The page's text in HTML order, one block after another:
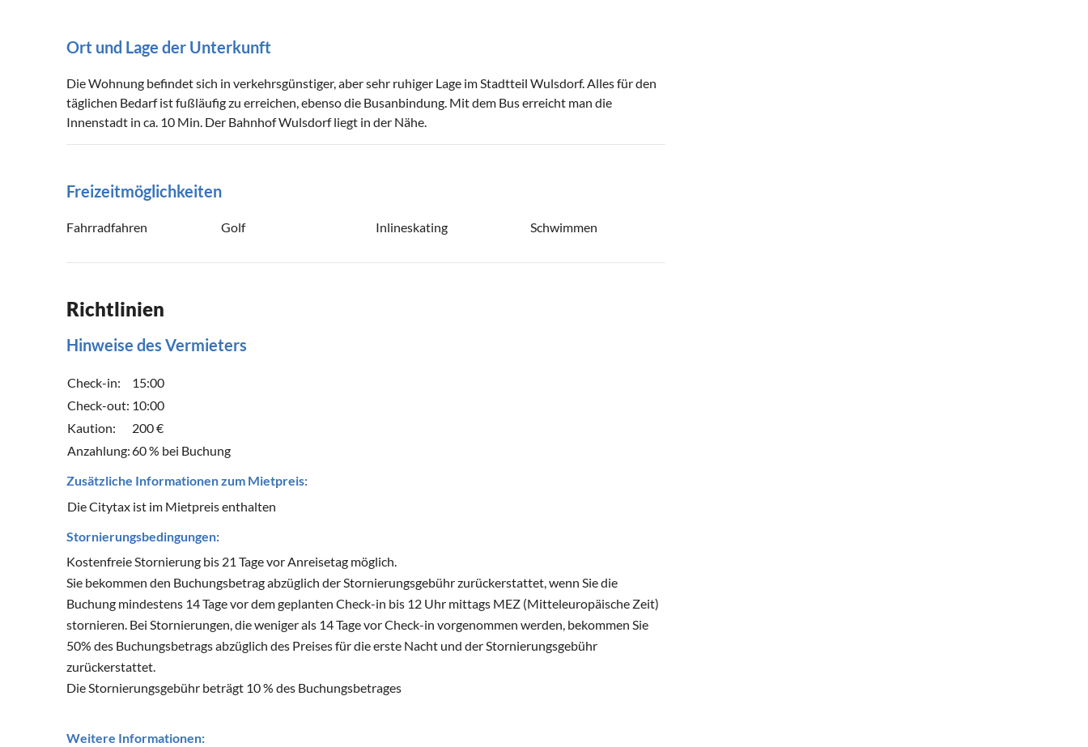
Ort und Lage der Unterkunft
Die Wohnung befindet sich in verkehrsgünstiger, aber sehr ruhiger Lage im Stadtteil Wulsdorf. Alles für den
täglichen Bedarf ist fußläufig zu erreichen, ebenso die Busanbindung. Mit dem Bus erreicht man die
Innenstadt in ca. 10 Min. Der Bahnhof Wulsdorf liegt in der Nähe.
Freizeitmöglichkeiten
Fahrradfahren Golf Inlineskating Schwimmen
Richtlinien
Hinweise des Vermieters
Check-in:
15:00
Check-out: 10:00
Kaution:
200 €
Anzahlung:60 % bei Buchung
Zusätzliche Informationen zum Mietpreis:
Die Citytax ist im Mietpreis enthalten
Stornierungsbedingungen:
Kostenfreie Stornierung bis 21 Tage vor Anreisetag möglich.
Sie bekommen den Buchungsbetrag abzüglich der Stornierungsgebühr zurückerstattet, wenn Sie die
Buchung mindestens 14 Tage vor dem geplanten Check-in bis 12 Uhr mittags MEZ (Mitteleuropäische Zeit)
stornieren. Bei Stornierungen, die weniger als 14 Tage vor Check-in vorgenommen werden, bekommen Sie
50% des Buchungsbetrags abzüglich des Preises für die erste Nacht und der Stornierungsgebühr
zurückerstattet.
Die Stornierungsgebühr beträgt 10 % des Buchungsbetrages
Weitere Informationen: